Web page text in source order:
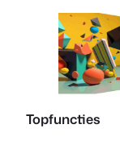
Topfuncties